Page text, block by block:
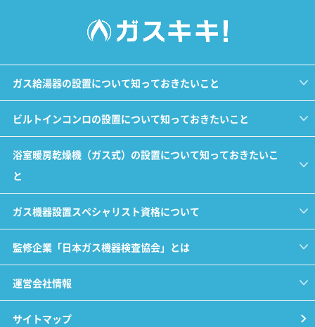
ガス給湯器の設置について知っておきたいこと
ビルトインコンロの設置について知っておきたいこと
浴室暖房乾燥機（ガス式）の設置について知っておきたいこ
と
ガス機器設置スペシャリスト資格について
監修企業「日本ガス機器検査協会」とは
運営会社情報
サイトマップ